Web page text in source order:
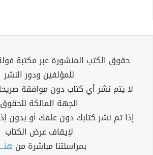
حقوق الكتب المنشورة عبر مكتبة
للمؤلفين ودور النشر
لا يتم نشر أي كتاب دون موافقة
الجهة المالكة للحقوق
إذا تم نشر كتابك دون علمك أو بدون
لإيقاف عرض الكتاب
بمراسلتنا مباشرة من